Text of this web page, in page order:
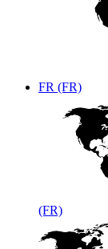
FR (FR)
(FR)